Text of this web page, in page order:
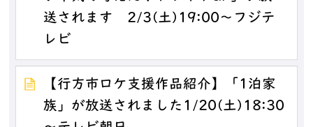
送されます 2/3(土)19:00～フジテ
レビ
【行方市ロケ支援作品紹介】「1泊家
族」が放送されました1/20(土)18:30